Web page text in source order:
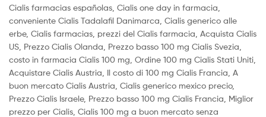
Cialis farmacias españolas, Cialis one day in farmacia,
conveniente Cialis Tadalafil Danimarca, Cialis generico alle
erbe, Cialis farmacias, prezzi del Cialis farmacia, Acquista Cialis
US, Prezzo Cialis Olanda, Prezzo basso 100 mg Cialis Svezia,
costo in farmacia Cialis 100 mg, Ordine 100 mg Cialis Stati Uniti,
Acquistare Cialis Austria, Il costo di 100 mg Cialis Francia, A
buon mercato Cialis Austria, Cialis generico mexico precio,
Prezzo Cialis Israele, Prezzo basso 100 mg Cialis Francia, Miglior
prezzo per Cialis, Cialis 100 mg a buon mercato senza